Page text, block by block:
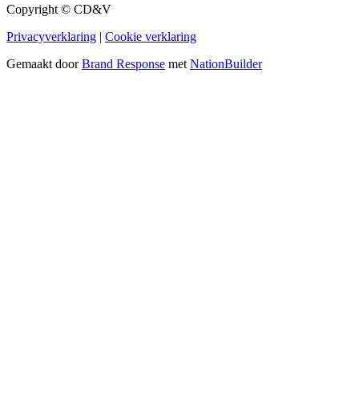
Copyright © CD&V
Privacyverklaring | Cookie verklaring
Gemaakt doorBrand Response metNationBuilder